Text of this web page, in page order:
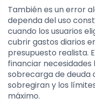
También es un error
dependa del uso
cuando los usuarios
cubrir gastos diarios
presupuesto realista.
financiar
sobrecarga de deuda
sobregiran y los
máximo.